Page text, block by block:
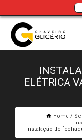
ELÉTRICA
Home
instalação de